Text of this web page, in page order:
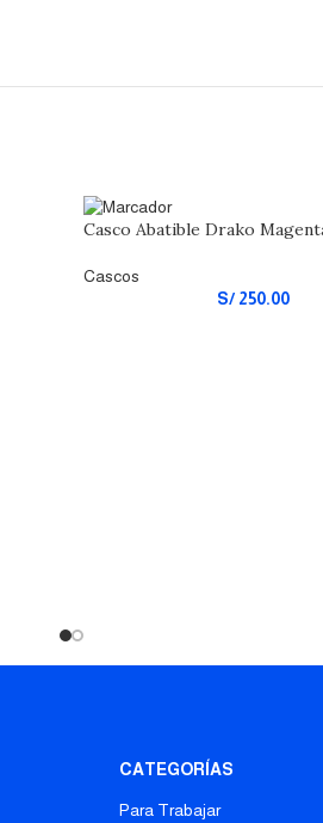
Casco Abatible Drako
Cascos
S/ 250.00
CATEGORÍAS
Para Trabajar